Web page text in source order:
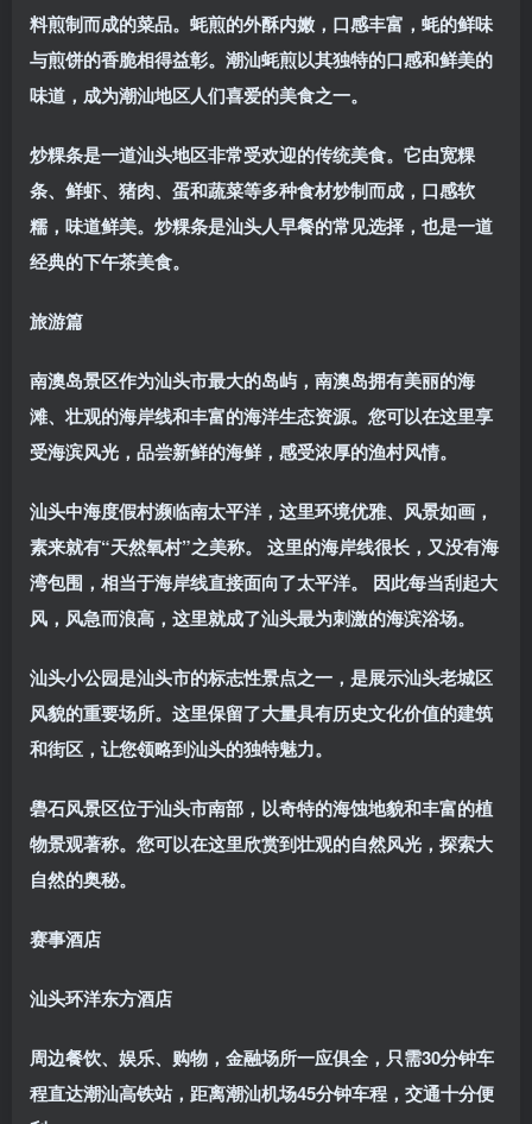
料煎制而成的菜品。蚝煎的外酥内嫩，口感丰富，蚝的鲜味
与煎饼的香脆相得益彰。潮汕蚝煎以其独特的口感和鲜美的
味道，成为潮汕地区人们喜爱的美食之一。
炒粿条是一道汕头地区非常受欢迎的传统美食。它由宽粿
条、鲜虾、猪肉、蛋和蔬菜等多种食材炒制而成，口感软
糯，味道鲜美。炒粿条是汕头人早餐的常见选择，也是一道
经典的下午茶美食。
旅游篇
南澳岛景区作为汕头市最大的岛屿，南澳岛拥有美丽的海
滩、壮观的海岸线和丰富的海洋生态资源。您可以在这里享
受海滨风光，品尝新鲜的海鲜，感受浓厚的渔村风情。
汕头中海度假村濒临南太平洋，这里环境优雅、风景如画，
素来就有“天然氧村”之美称。 这里的海岸线很长，又没有海
湾包围，相当于海岸线直接面向了太平洋。 因此每当刮起大
风，风急而浪高，这里就成了汕头最为刺激的海滨浴场。
汕头小公园是汕头市的标志性景点之一，是展示汕头老城区
风貌的重要场所。这里保留了大量具有历史文化价值的建筑
和街区，让您领略到汕头的独特魅力。
礐石风景区位于汕头市南部，以奇特的海蚀地貌和丰富的植
物景观著称。您可以在这里欣赏到壮观的自然风光，探索大
自然的奥秘。
赛事酒店
汕头环洋东方酒店
周边餐饮、娱乐、购物，金融场所一应俱全，只需30分钟车
程直达潮汕高铁站，距离潮汕机场45分钟车程，交通十分便